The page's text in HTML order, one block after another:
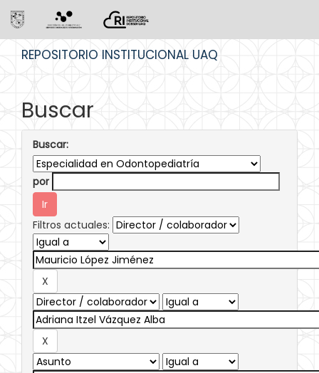
REPOSITORIO INSTITUCIONAL UAQ
Buscar
Buscar:
por
Filtros actuales: